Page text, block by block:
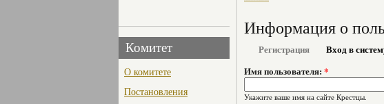
Комитет
О комитете
Постановления
Информация о
Регистрация Вход в
Имя пользователя: *
Укажите ваше имя на сайте Крестцы.